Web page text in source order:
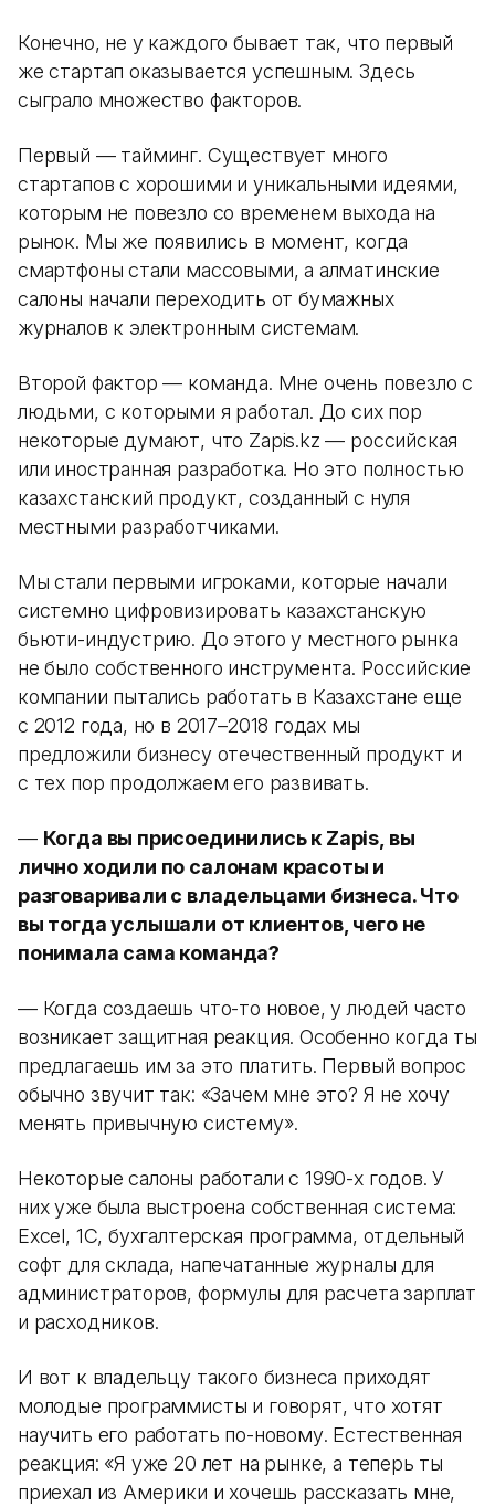
Конечно, не у каждого бывает так, что первый
же стартап оказывается успешным. Здесь
сыграло множество факторов.
Первый — тайминг. Существует много
стартапов с хорошими и уникальными идеями,
которым не повезло со временем выхода на
рынок. Мы же появились в момент, когда
смартфоны стали массовыми, а алматинские
салоны начали переходить от бумажных
журналов к электронным системам.
Второй фактор — команда. Мне очень повезло с
людьми, с которыми я работал. До сих пор
некоторые думают, что Zapis.kz — российская
или иностранная разработка. Но это полностью
казахстанский продукт, созданный с нуля
местными разработчиками.
Мы стали первыми игроками, которые начали
системно цифровизировать казахстанскую
бьюти-индустрию. До этого у местного рынка
не было собственного инструмента. Российские
компании пытались работать в Казахстане еще
с 2012 года, но в 2017–2018 годах мы
предложили бизнесу отечественный продукт и
с тех пор продолжаем его развивать.
— Когда вы присоединились к Zapis, вы
лично ходили по салонам красоты и
разговаривали с владельцами бизнеса. Что
вы тогда услышали от клиентов, чего не
понимала сама команда?
— Когда создаешь что-то новое, у людей часто
возникает защитная реакция. Особенно когда ты
предлагаешь им за это платить. Первый вопрос
обычно звучит так: «Зачем мне это? Я не хочу
менять привычную систему».
Некоторые салоны работали с 1990-х годов. У
них уже была выстроена собственная система:
Excel, 1С, бухгалтерская программа, отдельный
софт для склада, напечатанные журналы для
администраторов, формулы для расчета зарплат
и расходников.
И вот к владельцу такого бизнеса приходят
молодые программисты и говорят, что хотят
научить его работать по-новому. Естественная
реакция: «Я уже 20 лет на рынке, а теперь ты
приехал из Америки и хочешь рассказать мне,